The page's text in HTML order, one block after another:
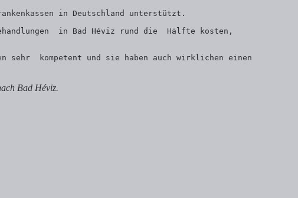
in Deutschland unterstützt.
in Bad Héviz rund die  Hälfte kosten,
kompetent und sie haben auch wirklichen einen
Bad Héviz.